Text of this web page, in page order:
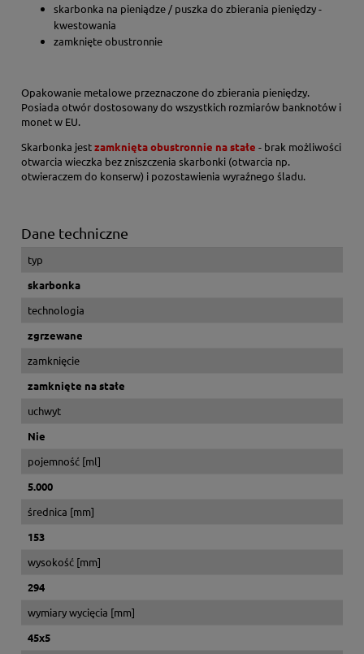
skarbonka na pieniądze / puszka do zbierania pieniędzy -
kwestowania
zamknięte obustronnie
Opakowanie metalowe przeznaczone do zbierania pieniędzy.
Posiada otwór dostosowany do wszystkich rozmiarów banknotów i
monet w EU.
Skarbonka jestzamknięta obustronnie na stałe - brak możliwości
otwarcia wieczka bez zniszczenia skarbonki (otwarcia np.
otwieraczem do konserw) i pozostawienia wyraźnego śladu.
Dane techniczne
typ
skarbonka
technologia
zgrzewane
zamknięcie
zamknięte na stałe
uchwyt
Nie
pojemność [ml]
5.000
średnica [mm]
153
wysokość [mm]
294
wymiary wycięcia [mm]
45x5